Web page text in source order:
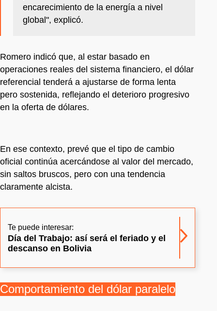
encarecimiento de la energía a nivel
global", explicó.
Romero indicó que, al estar basado en
operaciones reales del sistema financiero, el dólar
referencial tenderá a ajustarse de forma lenta
pero sostenida, reflejando el deterioro progresivo
en la oferta de dólares.
En ese contexto, prevé que el tipo de cambio
oficial continúa acercándose al valor del mercado,
sin saltos bruscos, pero con una tendencia
claramente alcista.
Te puede interesar:
Día del Trabajo: así será el feriado y el
descanso en Bolivia
Comportamiento del dólar paralelo